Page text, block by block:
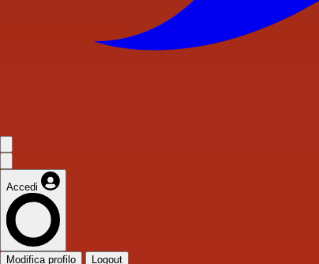
Accedi
Modifica profilo Logout